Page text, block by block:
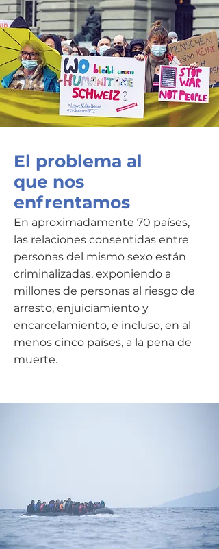
El problema al
que nos
enfrentamos
En aproximadamente 70 países,
las relaciones consentidas entre
personas del mismo sexo están
criminalizadas, exponiendo a
millones de personas al riesgo de
arresto, enjuiciamiento y
encarcelamiento, e incluso, en al
menos cinco países, a la pena de
muerte.